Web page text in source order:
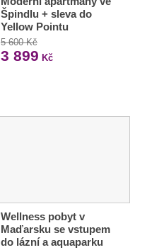
Špindlu + sleva do
Yellow Pointu
5 600 Kč
3 899 Kč
Wellness pobyt v
Maďarsku se vstupem
do lázní a aquaparku